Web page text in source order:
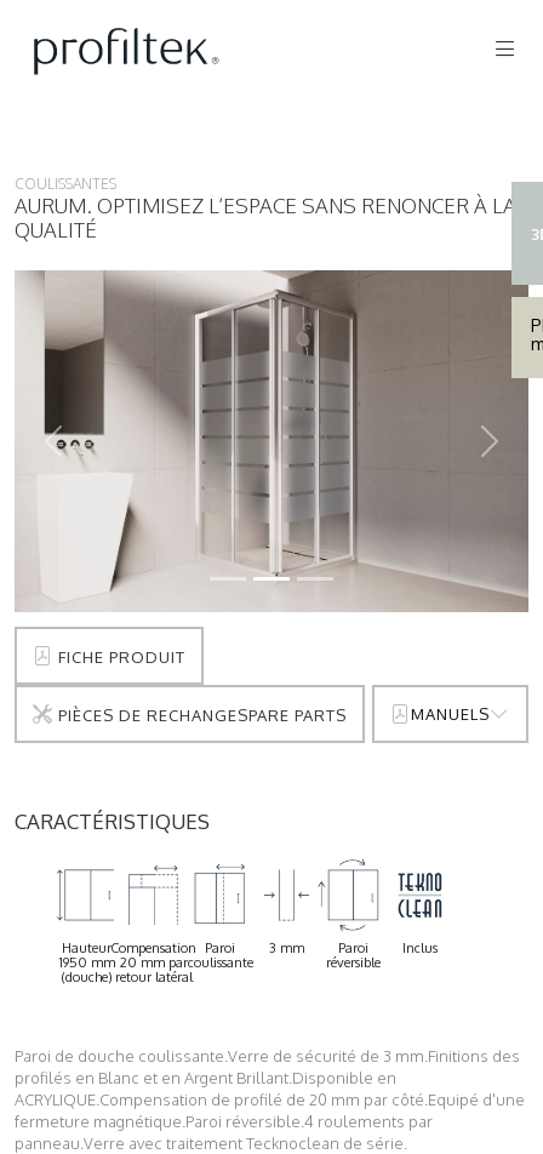
COULISSANTES
AURUM. OPTIMISEZ L’ESPACE SANS RENONCER À LA
QUALITÉ
Prev Next
FICHE PRODUIT
PIÈCES DE RECHANGESPARE PARTS MANUELS
CARACTÉRISTIQUES
Hauteur
1950 mm
(douche)
Compensation
20 mm par
retour latéral
Paroi
coulissante
3 mm
Paroi
réversible
Inclus
Paroi de douche coulissante.Verre de sécurité de 3 mm.Finitions des
profilés en Blanc et en Argent Brillant.Disponible en
ACRYLIQUE.Compensation de profilé de 20 mm par côté.Equipé d'une
fermeture magnétique.Paroi réversible.4 roulements par
panneau.Verre avec traitement Tecknoclean de série.